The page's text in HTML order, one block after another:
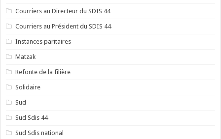
Courriers au Directeur du SDIS 44
Courriers au Président du SDIS 44
Instances paritaires
Matzak
Refonte de la filière
Solidaire
Sud
Sud Sdis 44
Sud Sdis national